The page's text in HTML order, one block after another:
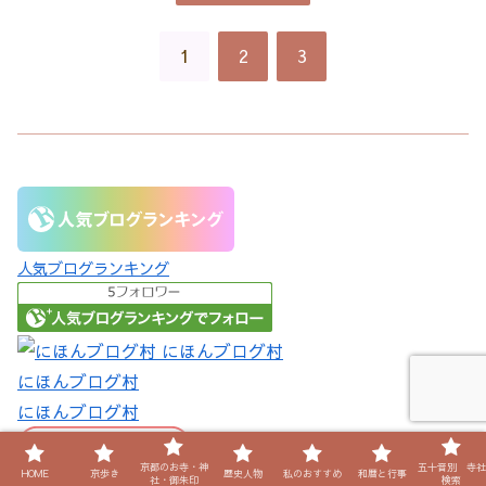
1 2 3
人気ブログランキング
にほんブログ村
にほんブログ村
HOME 京歩き
京都のお寺・神
社・御朱印
歴史人物 私のおすすめ 和暦と行事
五十音別 寺社
検索